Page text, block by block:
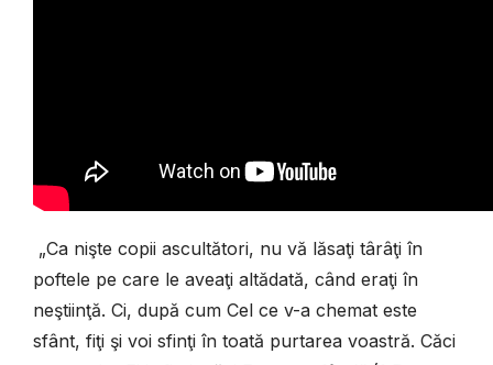
„Ca nişte copii ascultători, nu vă lăsaţi târâţi în
poftele pe care le aveaţi altădată, când eraţi în
neştiinţă. Ci, după cum Cel ce v-a chemat este
sfânt, fiţi şi voi sfinţi în toată purtarea voastră. Căci